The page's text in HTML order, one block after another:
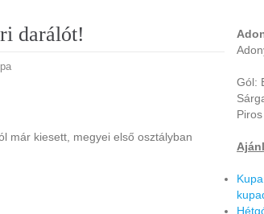
darálót!
már kiesett, megyei első osztályban
Gól: